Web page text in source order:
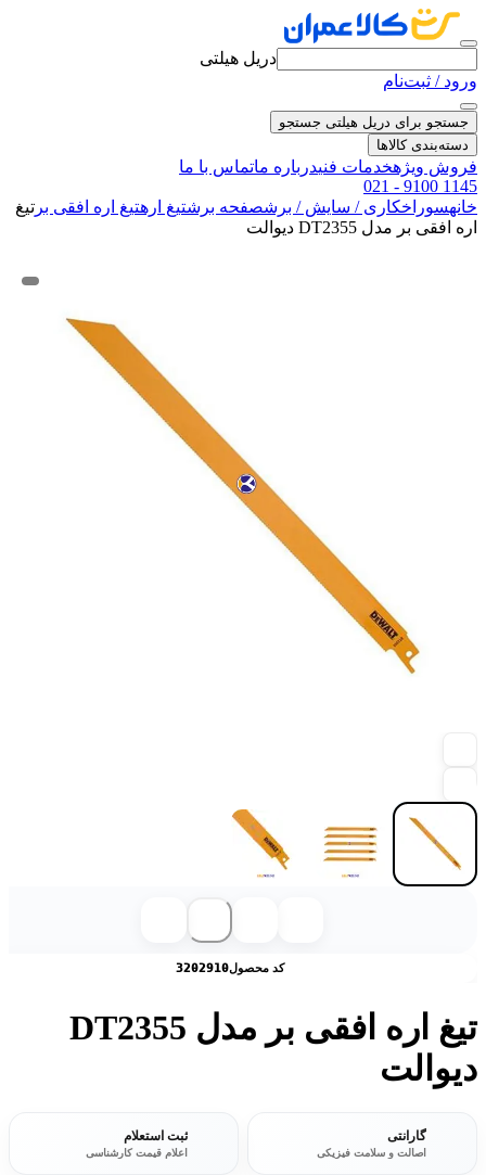
دریل هیلتی
ورود / ثبت‌نام
جستجو برای دریل هیلتی جستجو
دسته‌بندی کالاها
فروش ویژهخدمات فنیدرباره ماتماس با ما
021 - 9100 1145
خانهسوراخکاری / سایش / برشصفحه برشتیغ ارهتیغ اره افقی بر تیغ
اره افقی بر مدل DT2355 دیوالت
کد محصول3202910
تیغ اره افقی بر مدل DT2355
دیوالت
گارانتی
اصالت و سلامت فیزیکی
ثبت استعلام
اعلام قیمت کارشناسی